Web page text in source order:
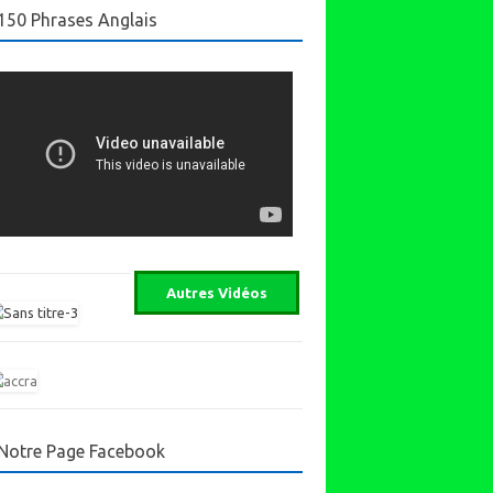
Phrases Anglais
Page Facebook